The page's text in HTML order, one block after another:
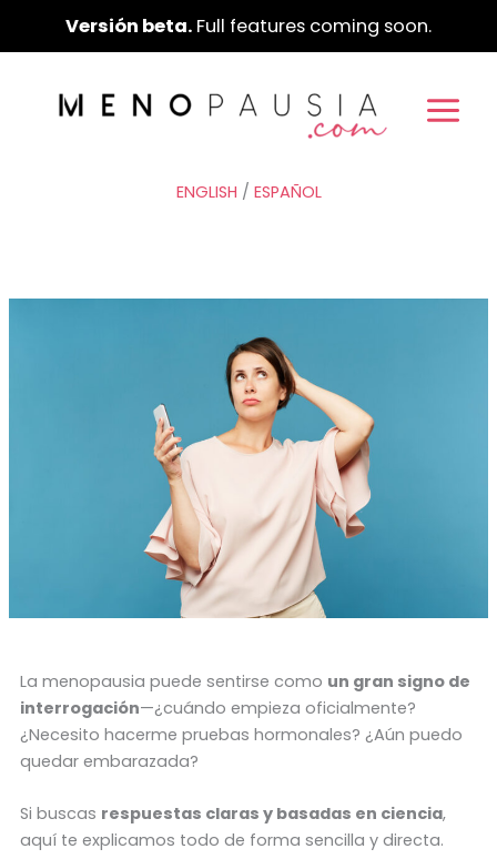
Versión beta. Full features coming soon.
ENGLISH / ESPAÑOL
La menopausia puede sentirse como un gran signo de
interrogación—¿cuándo empieza oficialmente?
¿Necesito hacerme pruebas hormonales? ¿Aún puedo
quedar embarazada?
Si buscas respuestas claras y basadas en ciencia,
aquí te explicamos todo de forma sencilla y directa.